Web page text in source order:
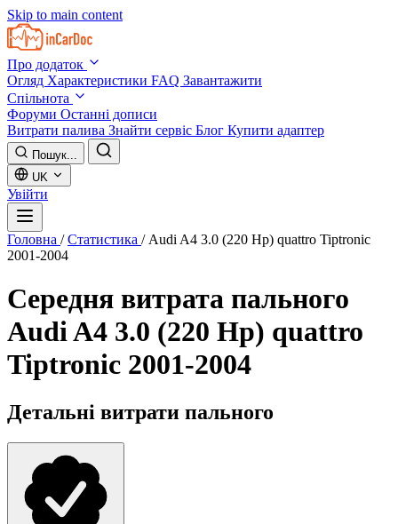
Skip to main content
Про додаток
Огляд Характеристики FAQ Завантажити
Спільнота
Форуми Останні дописи
Витрати палива Знайти сервіс Блог Купити адаптер
Пошук...
UK
Увійти
Головна / Статистика / Audi A4 3.0 (220 Hp) quattro Tiptronic
2001-2004
Середня витрата пального
Audi A4 3.0 (220 Hp) quattro
Tiptronic 2001-2004
Детальні витрати пального